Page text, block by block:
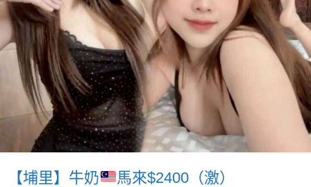
【埔里】牛奶 馬來$2400（激）